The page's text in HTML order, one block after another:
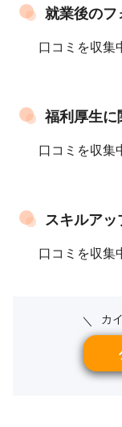
就業後のフ
口コミを収集
福利厚生に
口コミを収集
スキルア
口コミを収集
＼ カ